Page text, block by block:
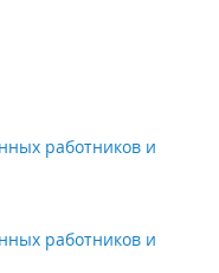
работников и
работников и